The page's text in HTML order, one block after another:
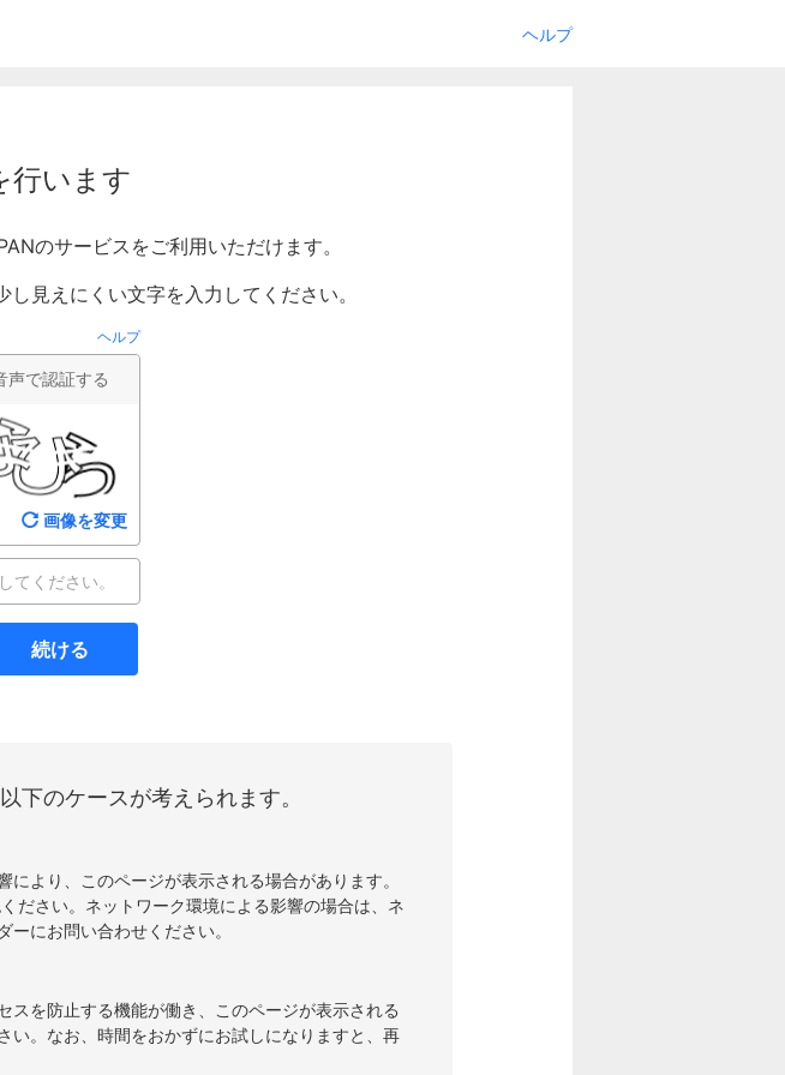
ヘルプ
行います
のサービスをご利用いただけます。
見えにくい文字を入力してください。
ヘルプ
声で認証する
画像を変更
続ける
下のケースが考えられます。
より、このページが表示される場合があります。
ださい。ネットワーク環境による影響の場合は、ネ
にお問い合わせください。
を防止する機能が働き、このページが表示される
い。なお、時間をおかずにお試しになりますと、再